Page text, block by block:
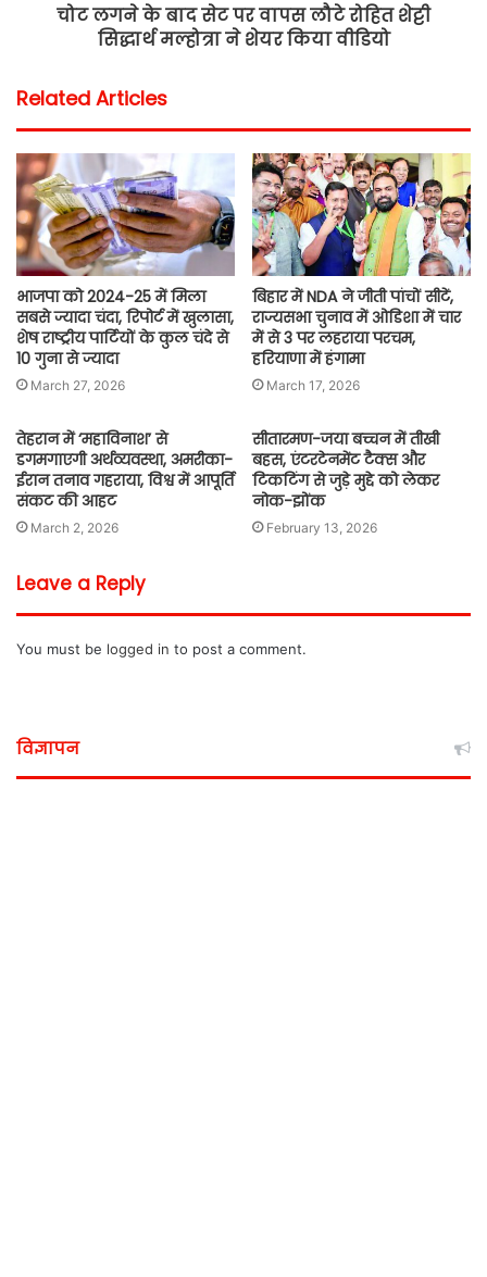
चोट लगने के बाद सेट पर वापस लौटे रोहित शेट्टी
सिद्धार्थ मल्होत्रा ने शेयर किया वीडियो
Related Articles
भाजपा को 2024-25 में मिला
सबसे ज्यादा चंदा, रिपोर्ट में खुलासा,
शेष राष्ट्रीय पार्टियों के कुल चंदे से
10 गुना से ज्यादा
March 27, 2026
बिहार में NDA ने जीती पांचों सीटें,
राज्यसभा चुनाव में ओडिशा में चार
में से 3 पर लहराया परचम,
हरियाणा में हंगामा
March 17, 2026
तेहरान में ‘महाविनाश’ से
डगमगाएगी अर्थव्यवस्था, अमरीका-
ईरान तनाव गहराया, विश्व में आपूर्ति
संकट की आहट
March 2, 2026
सीतारमण-जया बच्चन में तीखी
बहस, एंटरटेनमेंट टैक्स और
टिकटिंग से जुड़े मुद्दे को लेकर
नोक-झोंक
February 13, 2026
Leave a Reply
You must be logged in to post a comment.
विज्ञापन